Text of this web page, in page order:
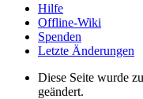
Hilfe
Offline-Wiki
Spenden
Letzte Änderungen
Diese Seite wurde
geändert.